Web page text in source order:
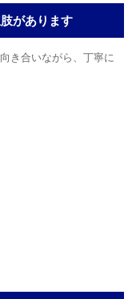
があります
き合いながら、丁寧に